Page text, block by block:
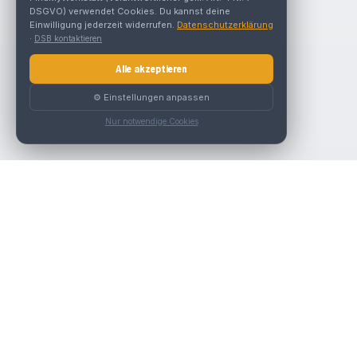
DSGVO) verwendet Cookies. Du kannst deine
Einwilligung jederzeit widerrufen. Datenschutzerklärung
· DSB kontaktieren
Alle akzeptieren
⚙️ Einstellungen anpassen
Nur notwendige Cookies